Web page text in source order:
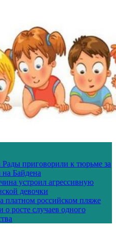
Рады приговорили к тюрьме за
Байдена
устроил агрессивную
девочки
платном российском пляже
росте случаев одного